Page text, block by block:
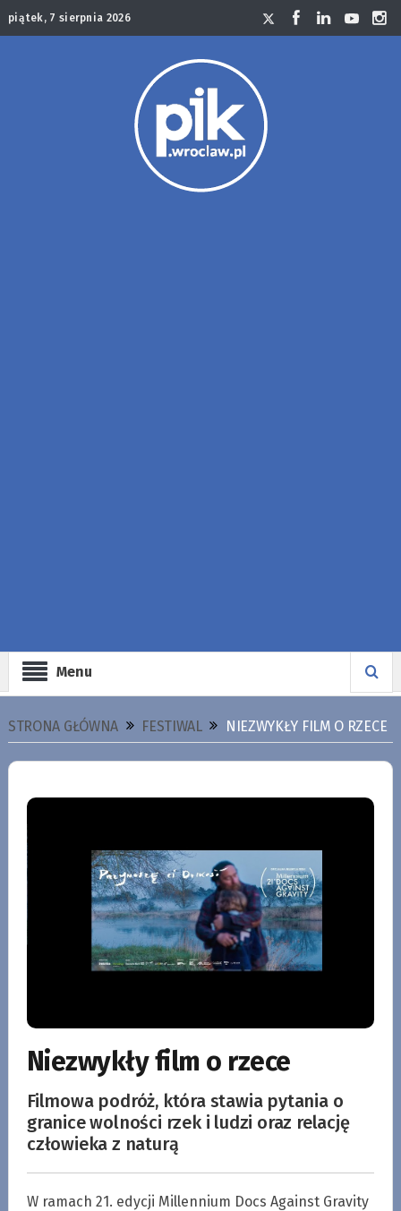
piątek, 7 sierpnia 2026
Menu
STRONA GŁÓWNA FESTIWAL NIEZWYKŁY FILM O RZECE
Niezwykły film o rzece
Filmowa podróż, która stawia pytania o
granice wolności rzek i ludzi oraz relację
człowieka z naturą
W ramach 21. edycji Millennium Docs Against Gravity